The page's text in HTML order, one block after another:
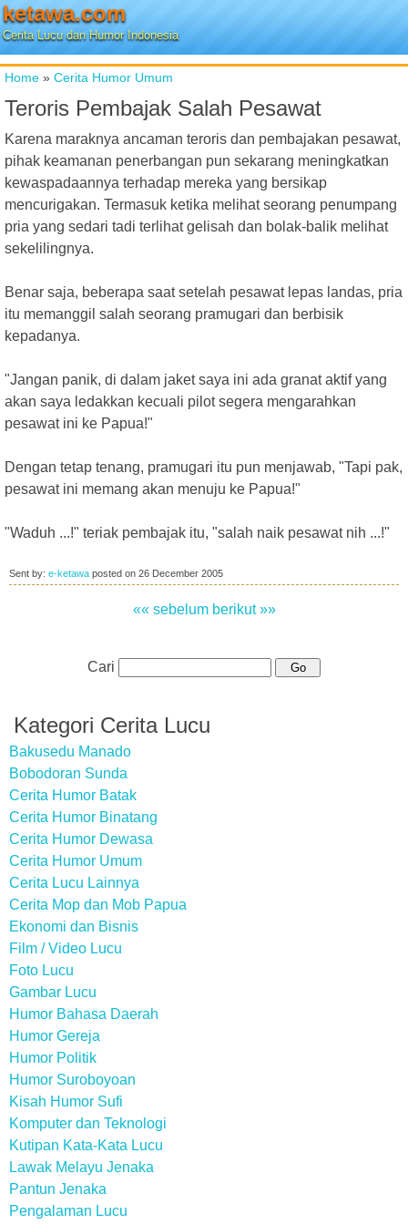
ketawa.com
Cerita Lucu dan Humor Indonesia
Home » Cerita Humor Umum
Teroris Pembajak Salah Pesawat
Karena maraknya ancaman teroris dan pembajakan pesawat,
pihak keamanan penerbangan pun sekarang meningkatkan
kewaspadaannya terhadap mereka yang bersikap
mencurigakan. Termasuk ketika melihat seorang penumpang
pria yang sedari tadi terlihat gelisah dan bolak-balik melihat
sekelilingnya.
Benar saja, beberapa saat setelah pesawat lepas landas, pria
itu memanggil salah seorang pramugari dan berbisik
kepadanya.
"Jangan panik, di dalam jaket saya ini ada granat aktif yang
akan saya ledakkan kecuali pilot segera mengarahkan
pesawat ini ke Papua!"
Dengan tetap tenang, pramugari itu pun menjawab, "Tapi pak,
pesawat ini memang akan menuju ke Papua!"
"Waduh ...!" teriak pembajak itu, "salah naik pesawat nih ...!"
Sent by: e-ketawa posted on 26 December 2005
«« sebelum berikut »»
Cari
Kategori Cerita Lucu
Bakusedu Manado
Bobodoran Sunda
Cerita Humor Batak
Cerita Humor Binatang
Cerita Humor Dewasa
Cerita Humor Umum
Cerita Lucu Lainnya
Cerita Mop dan Mob Papua
Ekonomi dan Bisnis
Film / Video Lucu
Foto Lucu
Gambar Lucu
Humor Bahasa Daerah
Humor Gereja
Humor Politik
Humor Suroboyoan
Kisah Humor Sufi
Komputer dan Teknologi
Kutipan Kata-Kata Lucu
Lawak Melayu Jenaka
Pantun Jenaka
Pengalaman Lucu